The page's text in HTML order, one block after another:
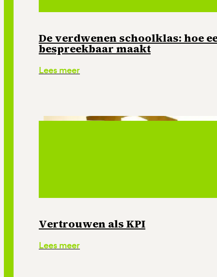
De verdwenen schoolklas: hoe
bespreekbaar maakt
Lees meer
Vertrouwen als KPI
Lees meer